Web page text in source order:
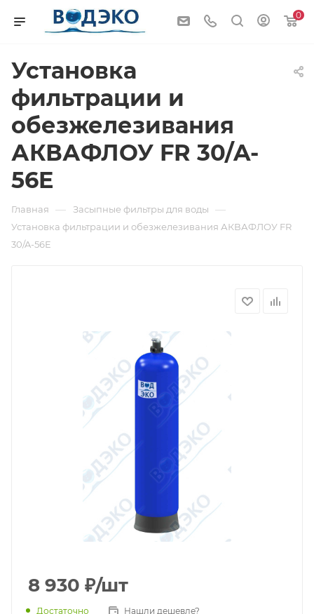
0
Установка
фильтрации и
обезжелезивания
АКВАФЛОУ FR 30/A-
56E
Главная — Засыпные фильтры для воды —
Установка фильтрации и обезжелезивания АКВАФЛОУ FR
30/A-56E
8 930 ₽/шт
Достаточно Нашли дешевле?